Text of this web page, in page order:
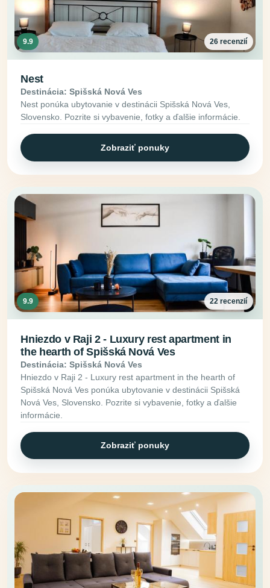
9.9 26 recenzií
Nest
Destinácia: Spišská Nová Ves
Nest ponúka ubytovanie v destinácii Spišská Nová Ves,
Slovensko. Pozrite si vybavenie, fotky a ďalšie informácie.
Zobraziť ponuky
9.9 22 recenzií
Hniezdo v Raji 2 - Luxury rest apartment in
the hearth of Spišská Nová Ves
Destinácia: Spišská Nová Ves
Hniezdo v Raji 2 - Luxury rest apartment in the hearth of
Spišská Nová Ves ponúka ubytovanie v destinácii Spišská
Nová Ves, Slovensko. Pozrite si vybavenie, fotky a ďalšie
informácie.
Zobraziť ponuky